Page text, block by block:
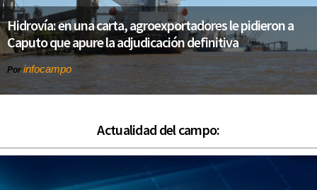
Hidrovía: en una carta, agroexportadores le pidieron a
Caputo que apure la adjudicación definitiva
Por infocampo
Actualidad del campo: